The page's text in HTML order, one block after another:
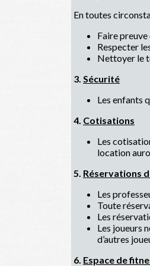
En toutes
Faire preuve
Respecter
Nettoyer le
3. Sécurité
Les enfants
4. Cotisations
Les
location
5. Réservations
Les
Toute
Les
Les joueurs
d’autres
6. Espace de